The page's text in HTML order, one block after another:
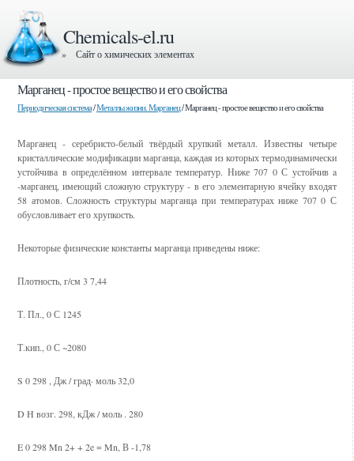
Chemicals-el.ru
» Сайт о химических элементах
Марганец - простое вещество и его свойства
Периодическая система/Металлы жизни. Марганец/ Марганец - простое вещество и его свойства
Марганец - серебристо-белый твёрдый хрупкий металл. Известны четыре
кристаллические модификации марганца, каждая из которых термодинамически
устойчива в определённом интервале температур. Ниже 707 0 С устойчив a
-марганец, имеющий сложную структуру - в его элементарную ячейку входят
58 атомов. Сложность структуры марганца при температурах ниже 707 0 С
обусловливает его хрупкость.
Некоторые физические константы марганца приведены ниже:
Плотность, г/см 3 7,44
Т. Пл., 0 С 1245
Т.кип., 0 С ~2080
S 0 298 , Дж / град· моль 32,0
D H возг. 298, кДж / моль . 280
E 0 298 Mn 2+ + 2e = Mn, В -1,78